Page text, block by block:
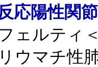
応陽性関
ェルティ
ウマチ性